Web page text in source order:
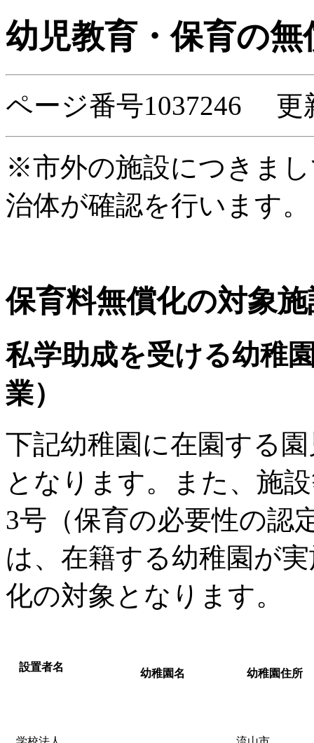
幼児教育・保育の
ページ番号1037246 更
※市外の施設につきま
治体が確認を行います。
保育料無償化の対象
私学助成を受ける幼稚
業）
下記幼稚園に在園する
となります。また、施
3号（保育の必要性の認
は、在籍する幼稚園が
化の対象となります。
設置者名
幼稚園名 幼稚園住所